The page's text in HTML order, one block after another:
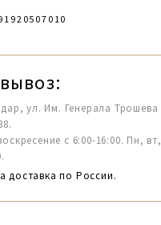
ул. Им. Генерала Трошева
с 6:00-16:00. Пн,
доставка по России.